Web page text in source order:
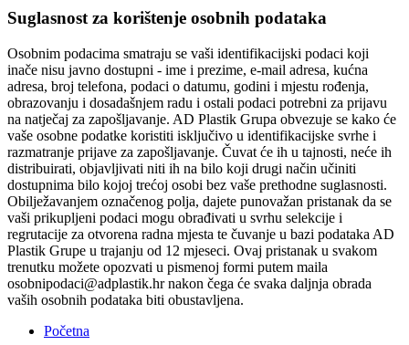
Suglasnost za korištenje osobnih podataka
Osobnim podacima smatraju se vaši identifikacijski podaci koji
inače nisu javno dostupni - ime i prezime, e-mail adresa, kućna
adresa, broj telefona, podaci o datumu, godini i mjestu rođenja,
obrazovanju i dosadašnjem radu i ostali podaci potrebni za prijavu
na natječaj za zapošljavanje. AD Plastik Grupa obvezuje se kako će
vaše osobne podatke koristiti isključivo u identifikacijske svrhe i
razmatranje prijave za zapošljavanje. Čuvat će ih u tajnosti, neće ih
distribuirati, objavljivati niti ih na bilo koji drugi način učiniti
dostupnima bilo kojoj trećoj osobi bez vaše prethodne suglasnosti.
Obilježavanjem označenog polja, dajete punovažan pristanak da se
vaši prikupljeni podaci mogu obrađivati u svrhu selekcije i
regrutacije za otvorena radna mjesta te čuvanje u bazi podataka AD
Plastik Grupe u trajanju od 12 mjeseci. Ovaj pristanak u svakom
trenutku možete opozvati u pismenoj formi putem maila
osobnipodaci@adplastik.hr nakon čega će svaka daljnja obrada
vaših osobnih podataka biti obustavljena.
Početna